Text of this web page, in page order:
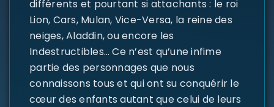
CONNECTER
différents et pourtant si attachants : le roi
Lion, Cars, Mulan, Vice-Versa, la reine des
neiges, Aladdin, ou encore les
Indestructibles… Ce n’est qu’une infime
partie des personnages que nous
connaissons tous et qui ont su conquérir le
cœur des enfants autant que celui de leurs